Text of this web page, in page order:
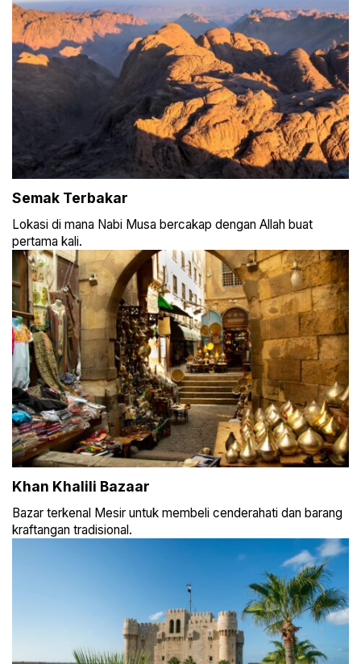
Semak Terbakar
Lokasi di mana Nabi Musa bercakap dengan Allah buat
pertama kali.
Khan Khalili Bazaar
Bazar terkenal Mesir untuk membeli cenderahati dan barang
kraftangan tradisional.